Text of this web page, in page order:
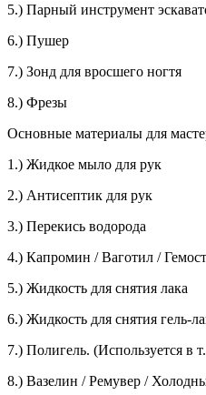
5.) Парный инструмент
6.) Пушер
7.) Зонд для вросшего ногтя
8.) Фрезы
Основные материалы для
1.) Жидкое мыло для рук
2.) Антисептик для рук
3.) Перекись водорода
4.) Капромин / Ваготил /
5.) Жидкость для снятия лака
6.) Жидкость для снятия гель-
7.) Полигель. (Используется в
8.) Вазелин / Ремувер /